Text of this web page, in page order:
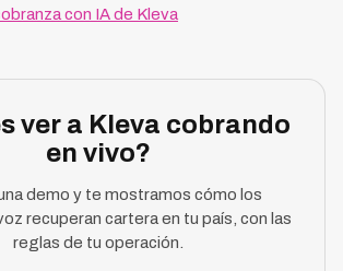
con IA de Kleva
ver a Kleva cobrando
en vivo?
demo y te mostramos cómo los
recuperan cartera en tu país, con las
reglas de tu operación.